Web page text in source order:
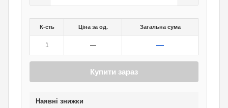
К-сть Ціна за од. Загальна сума
1 — —
Купити зараз
Наявні знижки